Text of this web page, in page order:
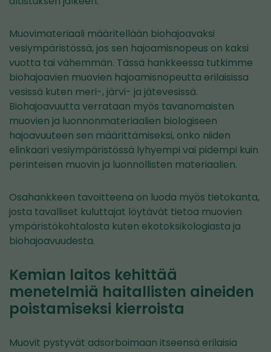
Muovimateriaali määritellään biohajoavaksi
vesiympäristössä, jos sen hajoamisnopeus on kaksi
vuotta tai vähemmän. Tässä hankkeessa tutkimme
biohajoavien muovien hajoamisnopeutta erilaisissa
vesissä kuten meri-, järvi- ja jätevesissä.
Biohajoavuutta verrataan myös tavanomaisten
muovien ja luonnonmateriaalien biologiseen
hajoavuuteen sen määrittämiseksi, onko niiden
elinkaari vesiympäristössä lyhyempi vai pidempi kuin
perinteisen muovin ja luonnollisten materiaalien.
Osahankkeen tavoitteena on luoda myös tietokanta,
josta tavalliset kuluttajat löytävät tietoa muovien
ympäristökohtalosta kuten ekotoksikologiasta ja
biohajoavuudesta.
Kemian laitos kehittää
menetelmiä haitallisten aineiden
poistamiseksi kierroista
Muovit pystyvät adsorboimaan itseensä erilaisia